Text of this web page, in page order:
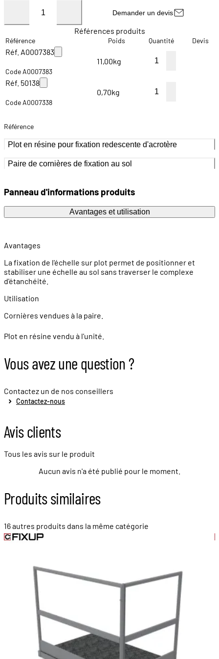
Demander un devis
Références produits
Référence Poids Quantité Devis
Réf. A0007383
Code A0007383
11,00kg
Réf. 50138
Code A0007338
0,70kg
Référence
Plot en résine pour fixation redescente d'acrotère
Paire de cornières de fixation au sol
Panneau d'informations produits
Avantages et utilisation
Avantages
La fixation de l'échelle sur plot permet de positionner et
stabiliser une échelle au sol sans traverser le complexe
d'étanchéité.
Utilisation
Cornières vendues à la paire.
Plot en résine vendu à l'unité.
Vous avez une question ?
Contactez un de nos conseillers
Contactez-nous
Avis clients
Tous les avis sur le produit
Aucun avis n'a été publié pour le moment.
Produits similaires
16 autres produits dans la même catégorie